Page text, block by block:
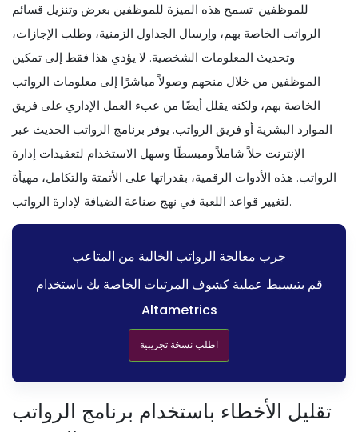
للموظفين. تسمح هذه الميزة للموظفين بعرض وتنزيل قسائم
الرواتب الخاصة بهم، وإرسال الجداول الزمنية، وطلب الإجازات،
وتحديث المعلومات الشخصية. لا يؤدي هذا فقط إلى تمكين
الموظفين من خلال منحهم وصولاً مباشرًا إلى معلومات الرواتب
الخاصة بهم، ولكنه يقلل أيضًا من عبء العمل الإداري على فريق
الموارد البشرية أو فريق الرواتب. يوفر برنامج الرواتب الحديث عبر
الإنترنت حلاً شاملاً ومبسطًا وسهل الاستخدام لتعقيدات إدارة
الرواتب. هذه الأدوات الرقمية، بقدراتها على الأتمتة والتكامل، مهيأة
لتغيير قواعد اللعبة في نهج صناعة الضيافة لإدارة الرواتب.
جرب معالجة الرواتب الخالية من المتاعب
قم بتبسيط عملية كشوف المرتبات الخاصة بك باستخدام
Altametrics
اطلب نسخة تجريبية
تقليل الأخطاء باستخدام برنامج الرواتب